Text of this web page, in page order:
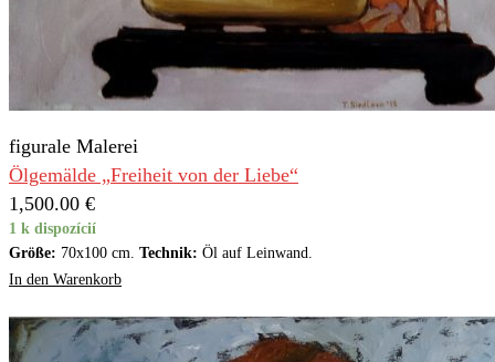
figurale Malerei
Ölgemälde „Freiheit von der Liebe“
1,500.00 €
1 k dispozícií
Größe: 70x100 cm. Technik: Öl auf Leinwand.
In den Warenkorb